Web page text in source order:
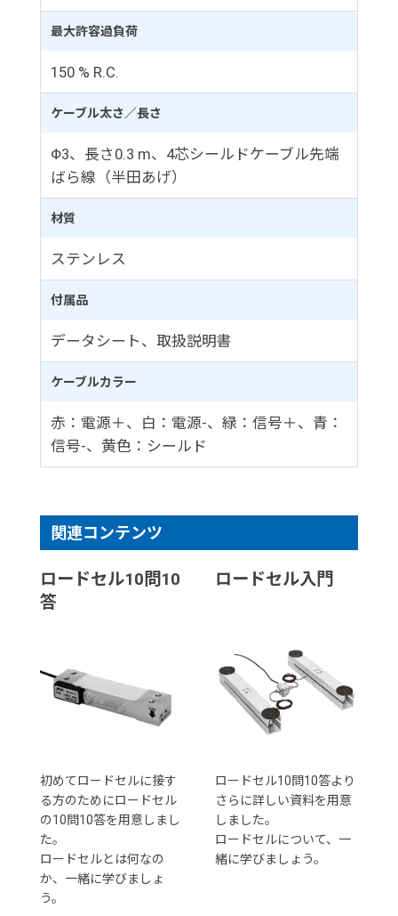
最大許容過負荷
150 % R.C.
ケーブル太さ／長さ
Φ3、長さ0.3 m、4芯シールドケーブル先端
ばら線（半田あげ）
材質
ステンレス
付属品
データシート、取扱説明書
ケーブルカラー
赤：電源＋、白：電源-、緑：信号＋、青：
信号-、黄色：シールド
関連コンテンツ
ロードセル10問10
答
初めてロードセルに接す
る方のためにロードセル
の10問10答を用意しまし
た。
ロードセルとは何なの
か、一緒に学びましょ
う。
ロードセル入門
ロードセル10問10答より
さらに詳しい資料を用意
しました。
ロードセルについて、一
緒に学びましょう。